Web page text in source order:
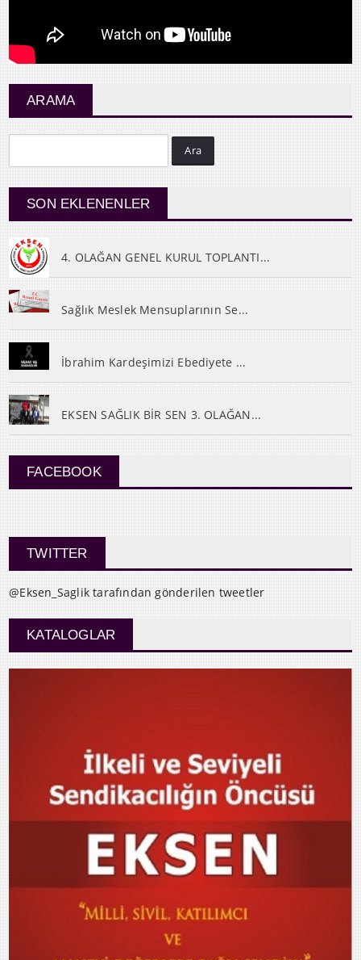
ARAMA
Ara
SON EKLENENLER
4. OLAĞAN GENEL KURUL TOPLANTI...
Sağlık Meslek Mensuplarının Se...
İbrahim Kardeşimizi Ebediyete ...
EKSEN SAĞLIK BİR SEN 3. OLAĞAN...
FACEBOOK
TWITTER
@Eksen_Saglik tarafından gönderilen tweetler
KATALOGLAR